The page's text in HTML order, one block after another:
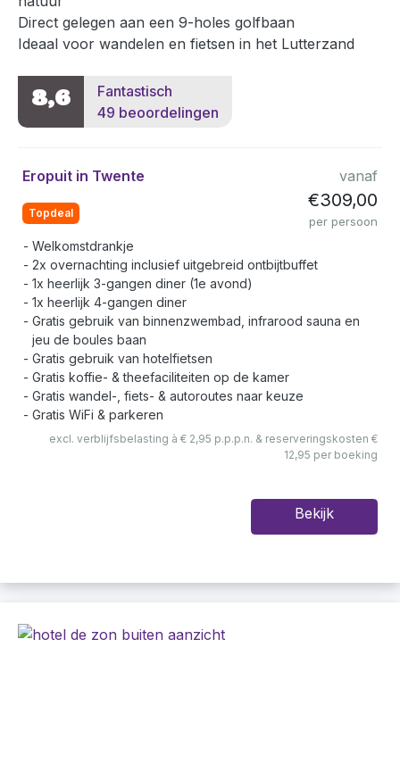
Direct gelegen aan een 9-holes golfbaan
Ideaal voor wandelen en fietsen in het Lutterzand
8,6
Fantastisch
49 beoordelingen
Eropuit in Twente
Topdeal
vanaf
€309,00
per persoon
Welkomstdrankje
2x overnachting inclusief uitgebreid ontbijtbuffet
1x heerlijk 3-gangen diner (1e avond)
1x heerlijk 4-gangen diner
Gratis gebruik van binnenzwembad, infrarood sauna en
jeu de boules baan
Gratis gebruik van hotelfietsen
Gratis koffie- & theefaciliteiten op de kamer
Gratis wandel-, fiets- & autoroutes naar keuze
Gratis WiFi & parkeren
excl. verblijfsbelasting à € 2,95 p.p.p.n. & reserveringskosten €
12,95 per boeking
Bekijk